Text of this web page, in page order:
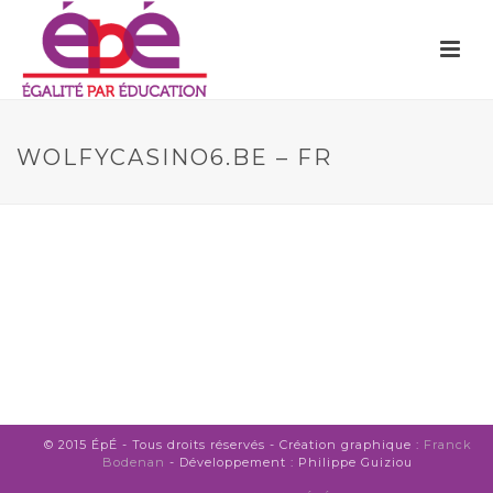
WOLFYCASINO6.BE – FR
© 2015 ÉpÉ - Tous droits réservés - Création graphique : Franck
Bodenan - Développement : Philippe Guiziou